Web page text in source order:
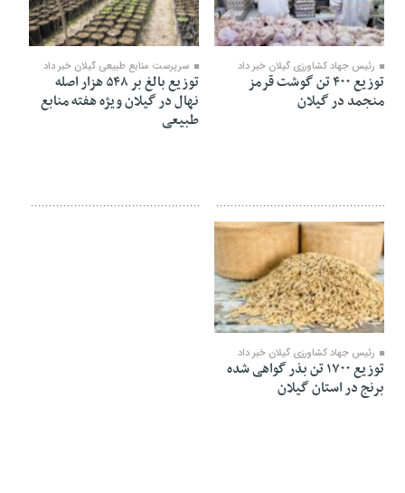
۱۶ اسفند ۱۴۰۱
رئیس جهاد کشاورزی گیلان خبر داد
توزیع ۴۰۰ تن گوشت قرمز
منجمد در گیلان
۱۱ اسفند ۱۴۰۱
سرپرست منابع طبیعی گیلان خبر داد
توزیع بالغ بر ۵۴۸ هزار اصله
نهال در گیلان ویژه هفته منابع
طبیعی
۲۷ بهمن ۱۴۰۱
رئیس جهاد کشاورزی گیلان خبر داد
توزیع ۱۷۰۰ تن بذر گواهی شده
برنج در استان گیلان